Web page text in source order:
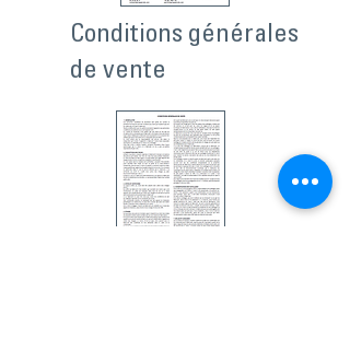
Conditions générales
de vente